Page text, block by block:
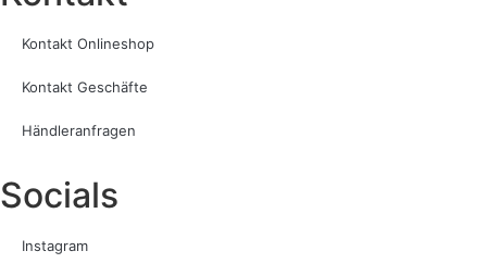
Kontakt Onlineshop
Kontakt Geschäfte
Händleranfragen
Socials
Instagram